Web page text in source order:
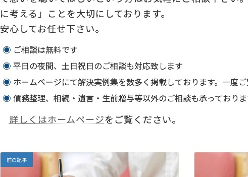
に考える」ことを大切にしております。
安心してお任せ下さい。
ご相談は無料です
平日の夜間、土日祝日のご相談も対応致します
ホームページにて解決実例集を数多く掲載しております。一度
債務整理、相続・遺言・生前贈与等以外のご相談も承っておりま
詳しくはホームページをご覧ください。
前の記事